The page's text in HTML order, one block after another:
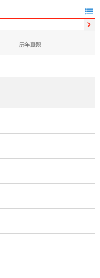

历年真题
